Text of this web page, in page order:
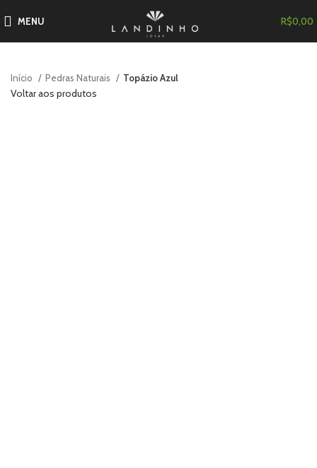
MENU R$0,00
Início Pedras Naturais Topázio Azul
Voltar aos produtos